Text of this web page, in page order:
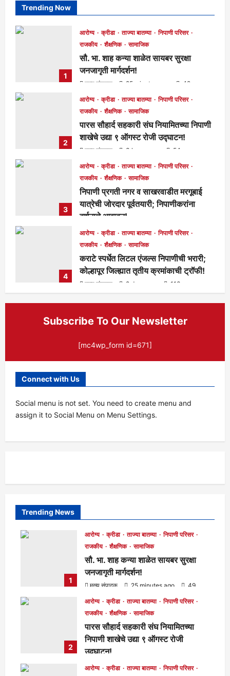
Trending Now
1
आरोग्य क्रीडा ताज्या बातम्या
निपाणी परिसर
राजकीय
शैक्षणिक सामाजिक
सौ. भा. शाह कन्या शाळेत सायबर सुरक्षा
जनजागृती मार्गदर्शन!
मुख्य संपादक 25 minutes ago 49
2
आरोग्य क्रीडा ताज्या बातम्या
निपाणी परिसर
राजकीय
शैक्षणिक सामाजिक
पारस सौहार्द सहकारी संघ नियामितच्या निपाणी
शाखेचे उद्या ९ ऑगस्ट रोजी उद्घाटन!
मुख्य संपादक 3 hours ago 54
3
आरोग्य क्रीडा ताज्या बातम्या
निपाणी परिसर
राजकीय
शैक्षणिक सामाजिक
निपाणी प्रगती नगर व साखरवाडीत मरगूबाई
यात्रेची जोरदार पूर्वतयारी; निपाणीकरांना
दर्शनाचे आवाहन!
मुख्य संपादक 2 days ago 107
4
आरोग्य क्रीडा ताज्या बातम्या
निपाणी परिसर
राजकीय
शैक्षणिक सामाजिक
कराटे स्पर्धेत लिटल एंजल्स निपाणीची भरारी;
कोल्हापूर जिल्ह्यात तृतीय क्रमांकाची ट्रॉफी!
मुख्य संपादक 2 days ago 113
Subscribe To Our Newsletter
[mc4wp_form id=671]
Connect with Us
Social menu is not set. You need to create menu and
assign it to Social Menu on Menu Settings.
Trending News
1
आरोग्य क्रीडा ताज्या बातम्या
निपाणी परिसर
राजकीय
शैक्षणिक सामाजिक
सौ. भा. शाह कन्या शाळेत सायबर सुरक्षा
जनजागृती मार्गदर्शन!
मुख्य संपादक 25 minutes ago 49
2
आरोग्य क्रीडा ताज्या बातम्या
निपाणी परिसर
राजकीय
शैक्षणिक सामाजिक
पारस सौहार्द सहकारी संघ नियामितच्या
निपाणी शाखेचे उद्या ९ ऑगस्ट रोजी
उद्घाटन!
मुख्य संपादक 3 hours ago 54
आरोग्य क्रीडा ताज्या बातम्या
निपाणी परिसर